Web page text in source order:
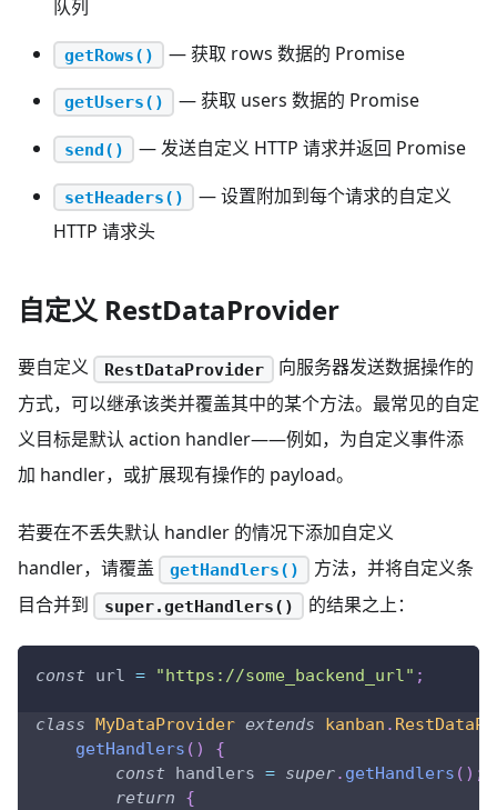
队列
getRows() — 获取 rows 数据的 Promise
getUsers() — 获取 users 数据的 Promise
send() — 发送自定义 HTTP 请求并返回 Promise
setHeaders()
— 设置附加到每个请求的自定义
HTTP 请求头
自定义 RestDataProvider
要自定义 RestDataProvider
向服务器发送数据操作的
方式，可以继承该类并覆盖其中的某个方法。最常见的自定
义目标是默认 action handler——例如，为自定义事件添
加 handler，或扩展现有操作的 payload。
若要在不丢失默认 handler 的情况下添加自定义
handler，请覆盖
getHandlers()
方法，并将自定义条
目合并到
super.getHandlers() 的结果之上：
const url = "https://some_backend_url" ;
class MyDataProvider extends kanban .
getHandlers ( )
{
const handlers = super. getHandlers ( ) ;
return
{